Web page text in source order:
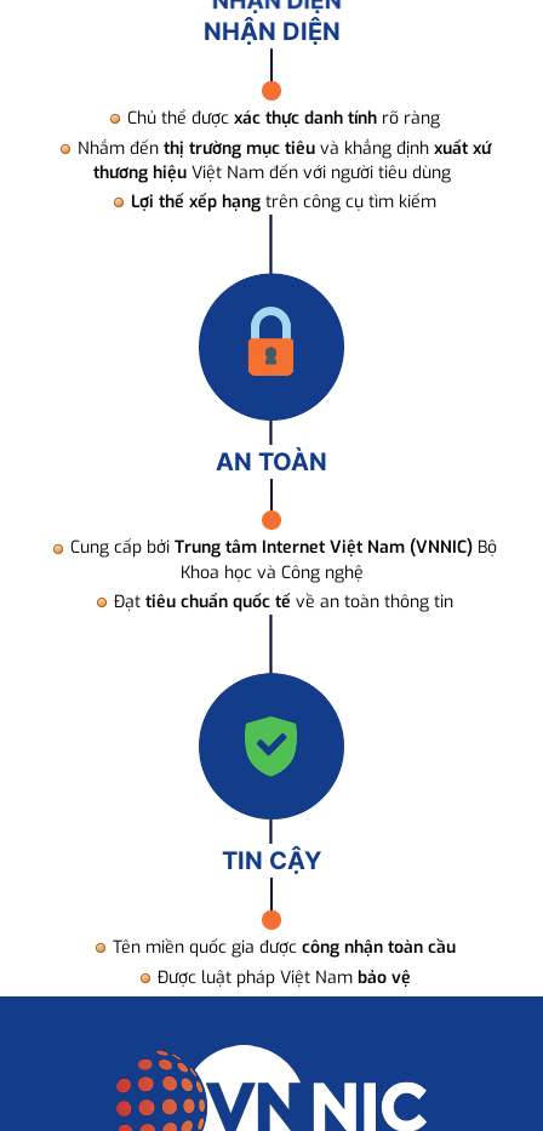
NHẬN DIỆN
Chủ thể được xác thực danh tính rõ ràng
Nhắm đến thị trường mục tiêuvà khẳng định xuất xứ
thương hiệuViệt Nam đến với người tiêu dùng
Lợi thế xếp hạng trên công cụ tìm kiếm
AN TOÀN
Cung cấp bởi Trung tâm Internet Việt Nam (VNNIC) Bộ
Khoa học và Công nghệ
Đạt tiêu chuẩn quốc tế về an toàn thông tin
TIN CẬY
Tên miền quốc gia được công nhận toàn cầu
Được luật pháp Việt Nam bảo vệ